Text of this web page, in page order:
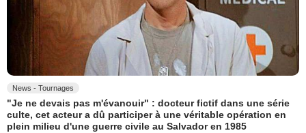
News - Tournages
"Je ne devais pas m'évanouir" : docteur fictif dans une série
culte, cet acteur a dû participer à une véritable opération en
plein milieu d'une guerre civile au Salvador en 1985